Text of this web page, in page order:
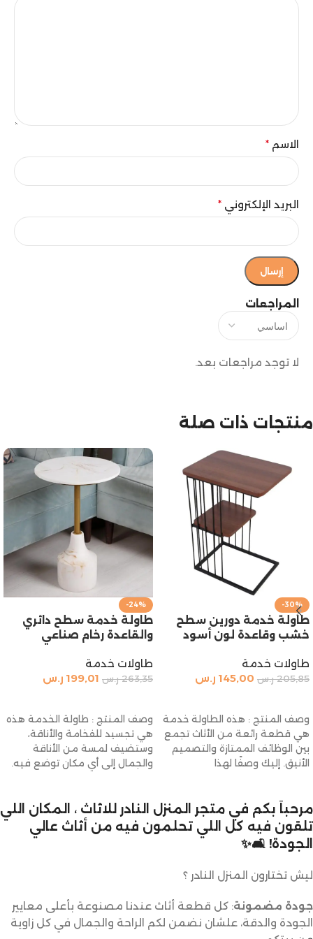
المراجعات
لا توجد مراجعات بعد.
الاسم *
البريد الإلكتروني *
منتجات ذات صلة
-30%
طاولة خدمة دورين سطح
خشب وقاعدة لون أسود
طاولات خدمة
205,85 ر.س 145,00 ر.س
وصف المنتج : هذه الطاولة خدمة
هي قطعة رائعة من الأثاث تجمع
بين الوظائف الممتازة والتصميم
الأنيق. إليك وصفًا لهذا
-24%
طاولة خدمة سطح دائري
والقاعدة رخام صناعي
طاولات خدمة
263,35 ر.س 199,01 ر.س
وصف المنتج : طاولة الخدمة هذه
هي تجسيد للفخامة والأناقة،
وستضيف لمسة من الأناقة
والجمال إلى أي مكان توضع فيه.
مرحباً بكم في متجر المنزل النادر للاثاث ، المكان اللي
تلقون فيه كل اللي تحلمون فيه من أثاث عالي
الجودة! 🛋️✨
ليش تختارون المنزل النادر ؟
جودة مضمونة: كل قطعة أثاث عندنا مصنوعة بأعلى معايير
الجودة والدقة، علشان نضمن لكم الراحة والجمال في كل زاوية